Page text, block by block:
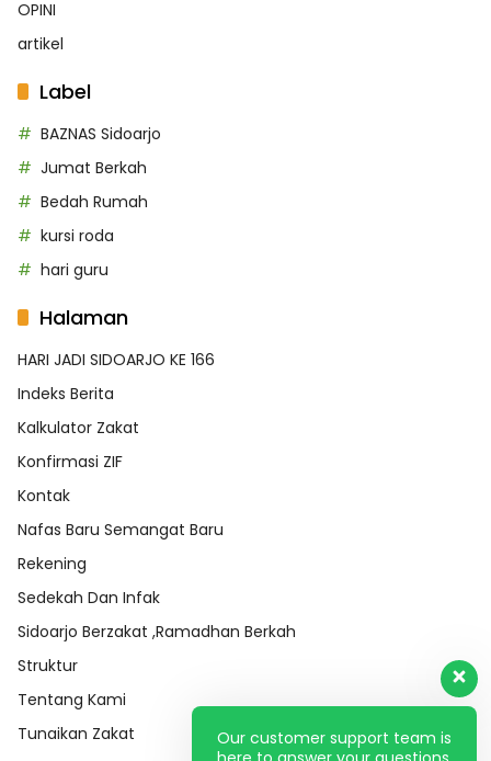
OPINI
artikel
Label
BAZNAS Sidoarjo
Jumat Berkah
Bedah Rumah
kursi roda
hari guru
Halaman
HARI JADI SIDOARJO KE 166
Indeks Berita
Kalkulator Zakat
Konfirmasi ZIF
Kontak
Nafas Baru Semangat Baru
Rekening
Sedekah Dan Infak
Sidoarjo Berzakat ,Ramadhan Berkah
Struktur
Tentang Kami
Tunaikan Zakat
Our customer support team is